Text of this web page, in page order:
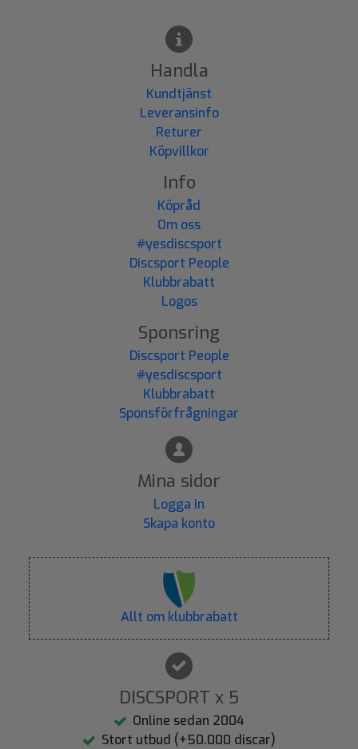
Handla
Kundtjänst
Leveransinfo
Returer
Köpvillkor
Info
Köpråd
Om oss
#yesdiscsport
Discsport People
Klubbrabatt
Logos
Sponsring
Discsport People
#yesdiscsport
Klubbrabatt
Sponsförfrågningar
Mina sidor
Logga in
Skapa konto
Allt om klubbrabatt
DISCSPORT x 5
Online sedan 2004
Stort utbud (+50.000 discar)